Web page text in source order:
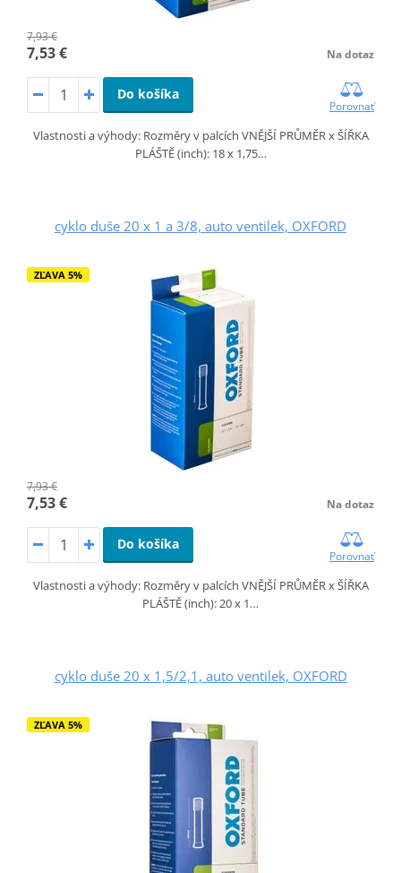
7,93 €
7,53 € Na dotaz
Do košíka
Porovnať
Vlastnosti a výhody: Rozměry v palcích VNĚJŠÍ PRŮMĚR x ŠÍŘKA
PLÁŠTĚ (inch): 18 x 1,75…
cyklo duše 20 x 1 a 3/8, auto ventilek, OXFORD
ZĽAVA 5%
7,93 €
7,53 € Na dotaz
Do košíka
Porovnať
Vlastnosti a výhody: Rozměry v palcích VNĚJŠÍ PRŮMĚR x ŠÍŘKA
PLÁŠTĚ (inch): 20 x 1…
cyklo duše 20 x 1,5/2,1, auto ventilek, OXFORD
ZĽAVA 5%